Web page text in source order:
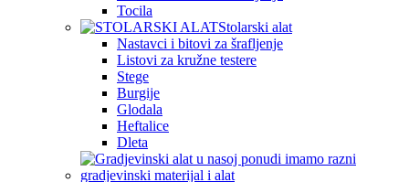
Tocila
Stolarski alat
Nastavci i bitovi za šrafljenje
Listovi za kružne testere
Stege
Burgije
Glodala
Heftalice
Dleta